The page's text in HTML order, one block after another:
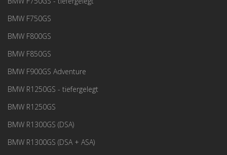
BMW F750GS
BMW F800GS
BMW F850GS
BMW F900GS Adventure
BMW R1250GS - tiefergelegt
BMW R1250GS
BMW R1300GS (DSA)
BMW R1300GS (DSA + ASA)